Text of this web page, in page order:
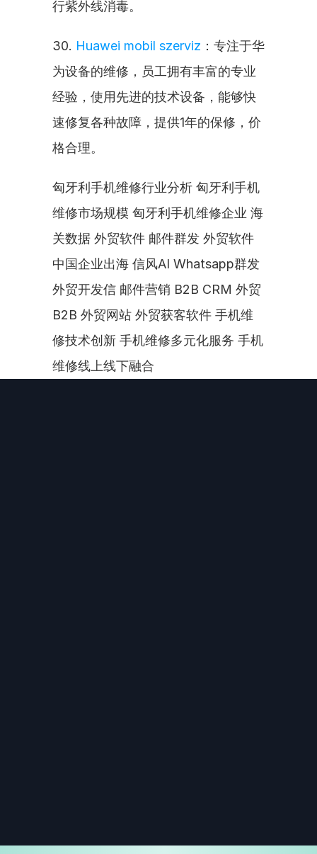
行紫外线消毒。
30. Huawei mobil szerviz ：专注于华
为设备的维修，员工拥有丰富的专业
经验，使用先进的技术设备，能够快
速修复各种故障，提供1年的保修，价
格合理。
匈牙利手机维修行业分析 匈牙利手机
维修市场规模 匈牙利手机维修企业 海
关数据 外贸软件 邮件群发 外贸软件
中国企业出海 信风AI Whatsapp群发
外贸开发信 邮件营销 B2B CRM 外贸
B2B 外贸网站 外贸获客软件 手机维
修技术创新 手机维修多元化服务 手机
维修线上线下融合